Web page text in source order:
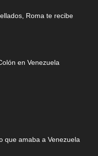
Roma te recibe
en Venezuela
que amaba a Venezuela